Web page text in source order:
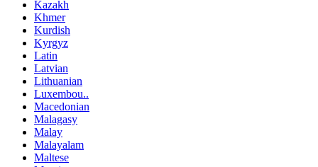
Kazakh
Khmer
Kurdish
Kyrgyz
Latin
Latvian
Lithuanian
Luxembou..
Macedonian
Malagasy
Malay
Malayalam
Maltese